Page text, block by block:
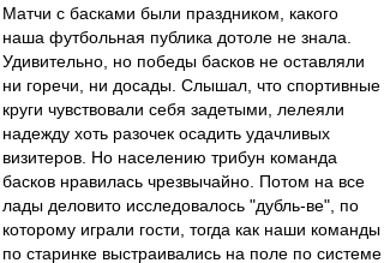
Матчи с басками были праздником, какого
наша футбольная публика дотоле не знала.
Удивительно, но победы басков не оставляли
ни горечи, ни досады. Слышал, что спортивные
круги чувствовали себя задетыми, лелеяли
надежду хоть разочек осадить удачливых
визитеров. Но населению трибун команда
басков нравилась чрезвычайно. Потом на все
лады деловито исследовалось "дубль-ве", по
которому играли гости, тогда как наши команды
по старинке выстраивались на поле по системе